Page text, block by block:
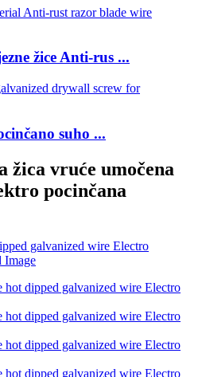
žice Anti-rus ...
suho ...
žica vruće umočena
pocinčana